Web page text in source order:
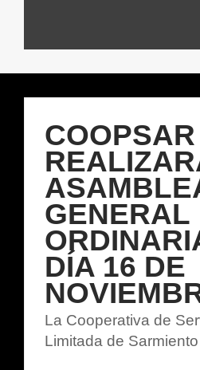
COOPSAR
GENERAL
DÍA 16 DE
La Cooperativa de
Limitada de